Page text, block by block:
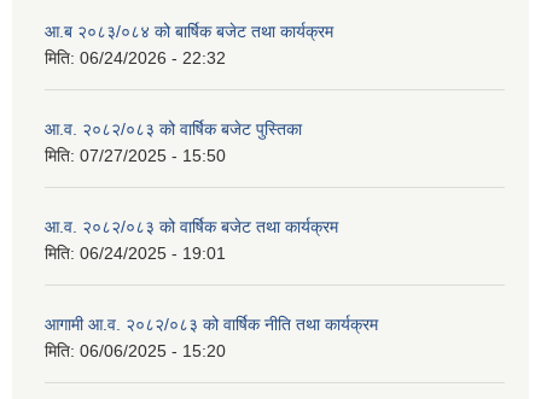
आ.ब २०८३/०८४ को बार्षिक बजेट तथा कार्यक्रम
मिति: 06/24/2026 - 22:32
आ.व. २०८२/०८३ को वार्षिक बजेट पुस्तिका
मिति: 07/27/2025 - 15:50
आ.व. २०८२/०८३ को वार्षिक बजेट तथा कार्यक्रम
मिति: 06/24/2025 - 19:01
आगामी आ.व. २०८२/०८३ को वार्षिक नीति तथा कार्यक्रम
मिति: 06/06/2025 - 15:20